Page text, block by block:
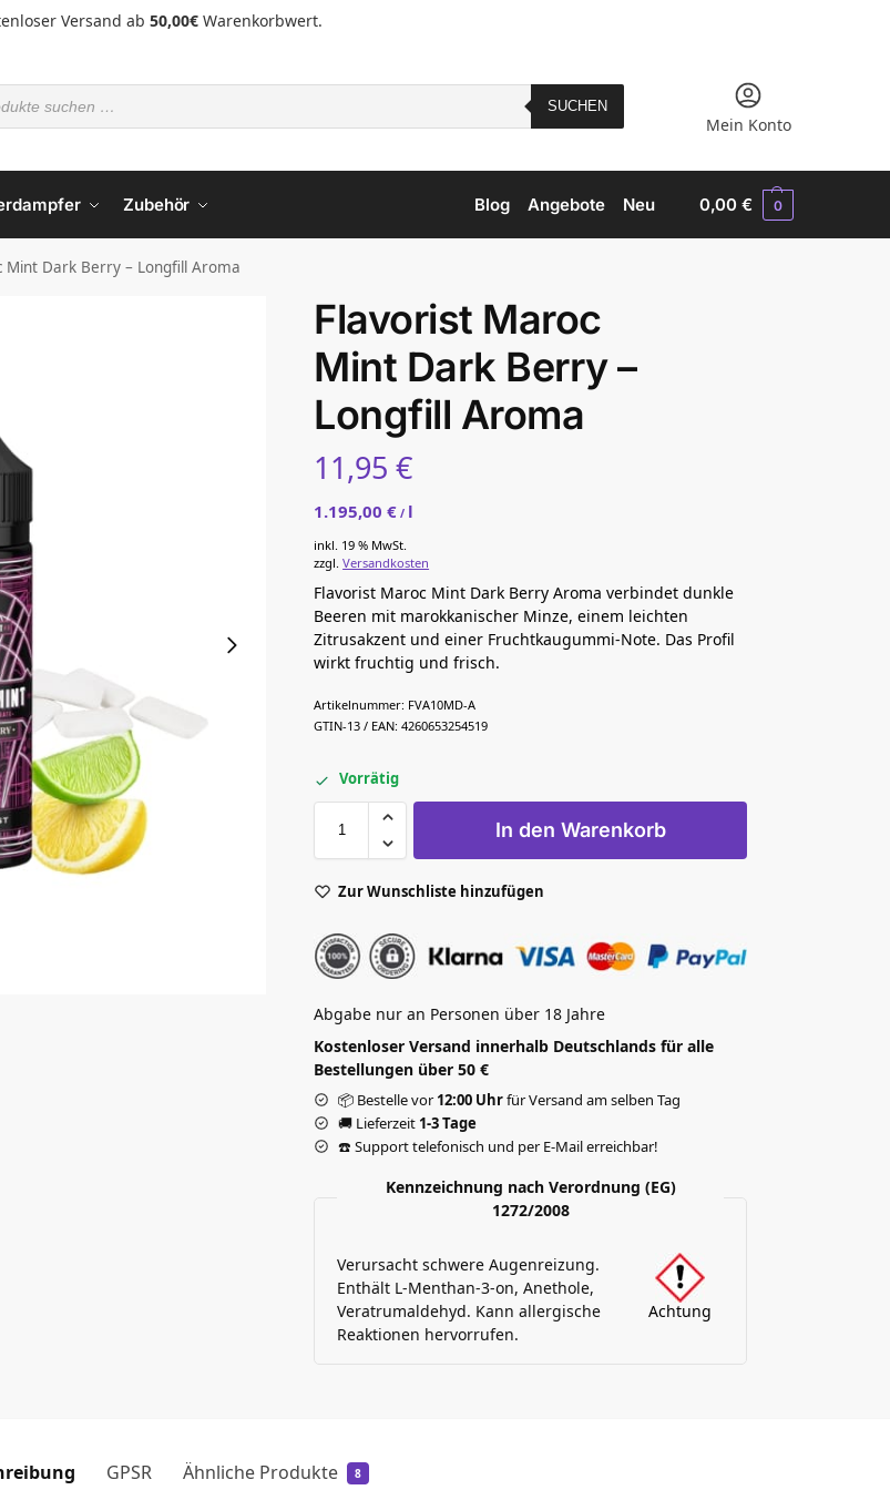
Versand ab 50,00€Warenkorbwert.
SUCHEN
Mein Konto
Zubehör Neu
Angebote
Blog 0,00€ 0
Mint Dark Berry – Longfill Aroma
Flavorist Maroc
Mint Dark Berry –
Longfill Aroma
11,95€
1.195,00€ / l
inkl. 19 % MwSt.
zzgl.Versandkosten
Flavorist Maroc Mint Dark Berry Aroma verbindet dunkle
Beeren mit marokkanischer Minze, einem leichten
Zitrusakzent und einer Fruchtkaugummi-Note. Das Profil
wirkt fruchtig und frisch.
Artikelnummer: FVA10MD-A
GTIN-13 / EAN: 4260653254519
Vorrätig
In den Warenkorb
Zur Wunschliste hinzufügen
Abgabe nur an Personen über 18 Jahre
Kostenloser Versand innerhalb Deutschlands für alle
Bestellungen über 50 €
📦 Bestelle vor12:00 Uhrfür Versand am selben Tag
🚚 Lieferzeit 1-3 Tage
☎️ Support telefonisch und per E-Mail erreichbar!
Kennzeichnung nach Verordnung (EG)
1272/2008
Verursacht schwere Augenreizung.
Enthält L-Menthan-3-on, Anethole,
Veratrumaldehyd. Kann allergische
Reaktionen hervorrufen.
Achtung
GPSR Ähnliche Produkte 8